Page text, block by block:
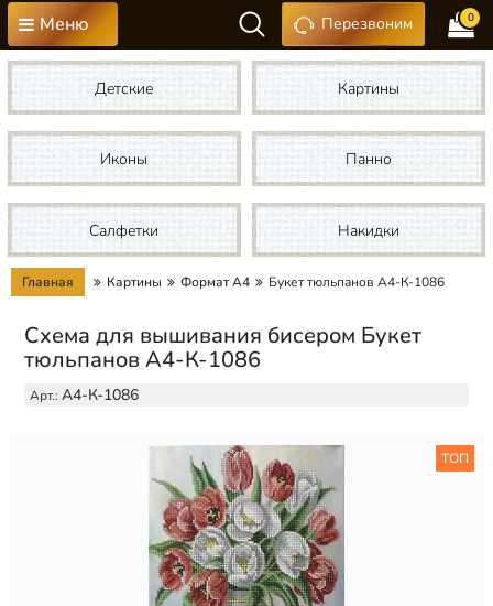
Меню Перезвоним 0
Детские Картины
Иконы Панно
Салфетки Накидки
Главная Картины Формат А4 Букет тюльпанов А4-К-1086
Схема для вышивания бисером Букет
тюльпанов А4-К-1086
Арт.: А4-К-1086
ТОП